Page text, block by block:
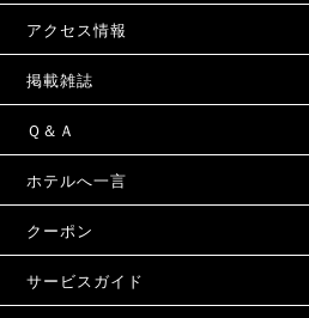
アクセス情報
掲載雑誌
Ｑ＆Ａ
ホテルへ一言
クーポン
サービスガイド